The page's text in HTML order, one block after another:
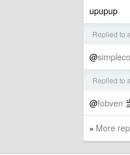
upupup
Replied to
@
Replied to
@fobven
» More